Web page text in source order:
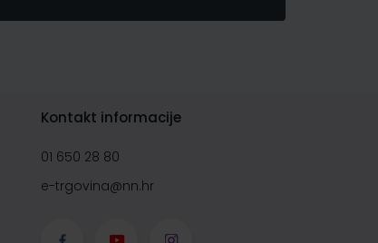
Kontakt informacije
01 650 28 80
e-trgovina@nn.hr